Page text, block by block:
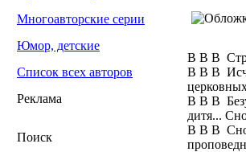
Многоавторские серии
Юмор, детские
Список всех авторов
Реклама
Поиск
В В В
В В В
В В В
дитя...
В В В